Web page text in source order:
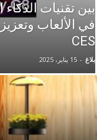
بين تقنيات الذكاء
CES
بلاغ - 15 يناير، 2025